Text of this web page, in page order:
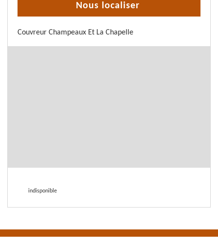
Nous localiser
Couvreur Champeaux Et La Chapelle
indisponible